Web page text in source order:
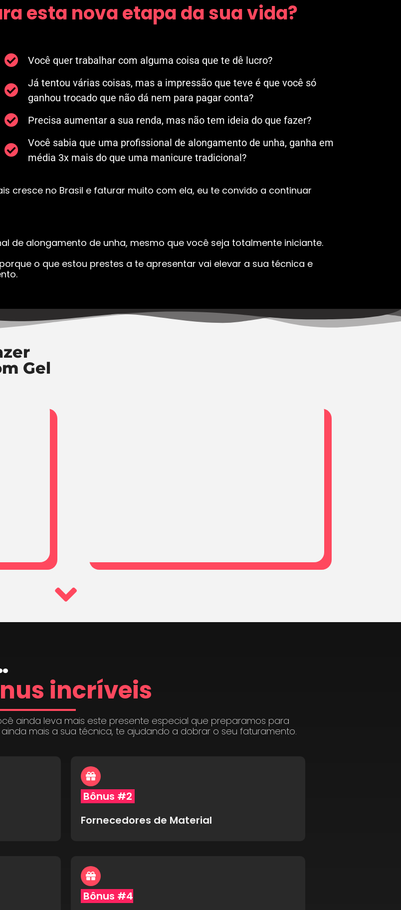
esta nova etapa da sua vida?
Você quer trabalhar com alguma coisa que te dê lucro?
Já tentou várias coisas, mas a impressão que teve é que você só
ganhou trocado que não dá nem para pagar conta?
Precisa aumentar a sua renda, mas não tem ideia do que fazer?
Você sabia que uma profissional de alongamento de unha, ganha em
média 3x mais do que uma manicure tradicional?
cresce no Brasil e faturar muito com ela, eu te convido a continuar
de alongamento de unha, mesmo que você seja totalmente iniciante.
o que estou prestes a te apresentar vai elevar a sua técnica e
Gel
incríveis
ainda leva mais este presente especial que preparamos para
mais a sua técnica, te ajudando a dobrar o seu faturamento.
Bônus #2
Fornecedores de Material
Bônus #4